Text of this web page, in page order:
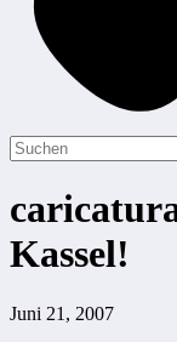
Kassel!
Juni 21, 2007